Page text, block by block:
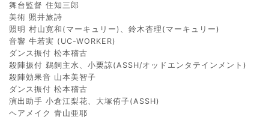
舞台監督 住知三郎
美術 照井旅詩
照明 村山寛和(マーキュリー)、鈴木杏理(マーキュリー)
音響 牛若実 (UC-WORKER)
ダンス振付 松本稽古
殺陣振付 鵜飼主水、小栗諒(ASSH/オッドエンタテインメント)
殺陣効果音 山本美智子
ダンス振付 松本稽古
演出助手 小倉江梨花、大塚侑子(ASSH)
ヘアメイク 青山亜耶